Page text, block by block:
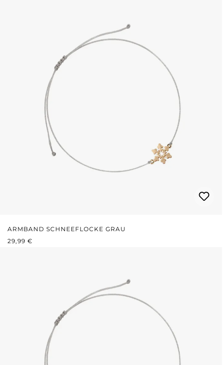
ARMBAND SCHNEEFLOCKE GRAU
REGULÄRER PREIS:
29,99 €